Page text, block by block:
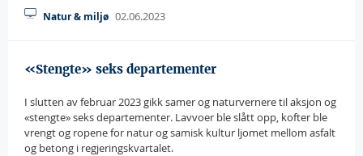
Natur & miljø 02.06.2023
«Stengte» seks departementer
I slutten av februar 2023 gikk samer og naturvernere til aksjon og
«stengte» seks departementer. Lavvoer ble slått opp, kofter ble
vrengt og ropene for natur og samisk kultur ljomet mellom asfalt
og betong i regjeringskvartalet.